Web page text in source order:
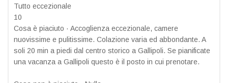
Tutto eccezionale
10
Cosa è piaciuto · Accoglienza eccezionale, camere
nuovissime e pulitissime. Colazione varia ed abbondante. A
soli 20 min a piedi dal centro storico a Gallipoli. Se pianificate
una vacanza a Gallipoli questo è il posto in cui prenotare.